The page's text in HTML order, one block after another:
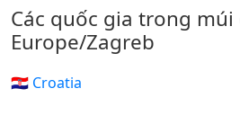
Các quốc gia trong múi
Europe/Zagreb
🇭🇷 Croatia